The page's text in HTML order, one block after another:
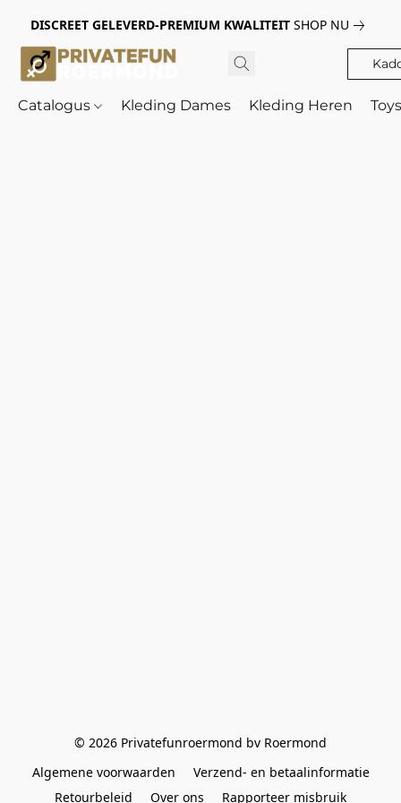
DISCREET GELEVERD-PREMIUM KWALITEIT SHOP NU
Catalogus Kleding Dames Kleding Heren
© 2026 Privatefunroermond bv Roermond
Algemene voorwaarden
Verzend- en betaalinformatie
Retourbeleid
Over ons Rapporteer misbruik